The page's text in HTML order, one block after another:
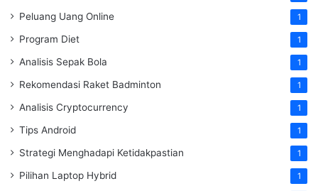
Peluang Uang Online 1
Program Diet 1
Analisis Sepak Bola 1
Rekomendasi Raket Badminton 1
Analisis Cryptocurrency 1
Tips Android 1
Strategi Menghadapi Ketidakpastian 1
Pilihan Laptop Hybrid 1